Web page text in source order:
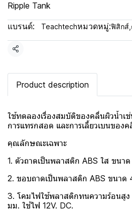
Ripple Tank
แบรนด์: Teachtechหมวดหมู่:ฟิสิกส์
แชร์
Product description
ใช้ทดลองเรื่องสมบัติของคลื่นผิวน้ำเ
การแทรกสอด และการเลี้ยวเบนของค
คุณลักษณะเฉพาะ
1. ตัวถาดเป็นพลาสติก ABS ใส ขน
2. ขอบถาดเป็นพลาสติก ABS ขนา
3. โคมไฟใช้พลาสติกทนความร้อนสู
มม. ใช้ไฟ 12V. DC.